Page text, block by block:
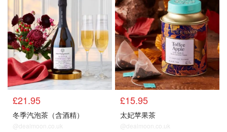
£21.95
冬季汽泡茶（含酒精）
@dealmoon.co.uk
£15.95
太妃苹果茶
@dealmoon.co.uk